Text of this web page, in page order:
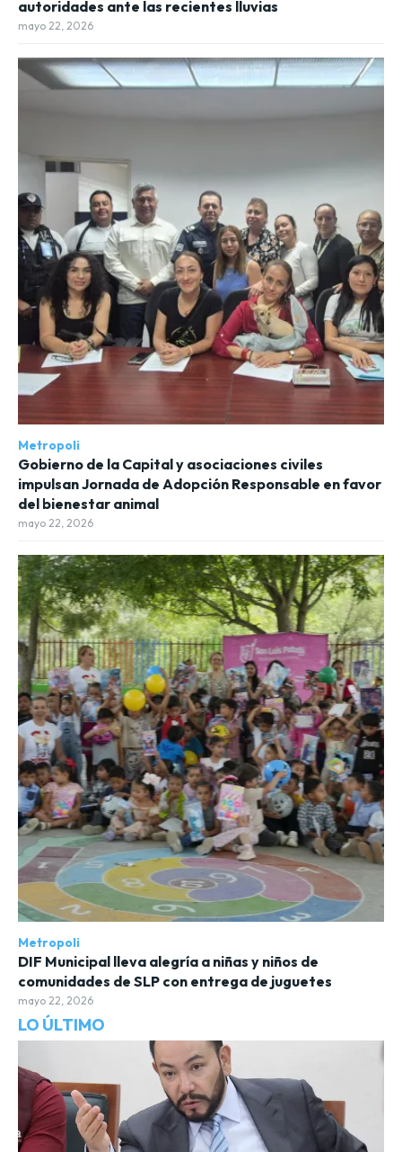
LO ÚLTIMO
autoridades ante las recientes lluvias
mayo 22, 2026
Metropoli
Gobierno de la Capital y asociaciones civiles
impulsan Jornada de Adopción Responsable en favor
del bienestar animal
mayo 22, 2026
Metropoli
DIF Municipal lleva alegría a niñas y niños de
comunidades de SLP con entrega de juguetes
mayo 22, 2026